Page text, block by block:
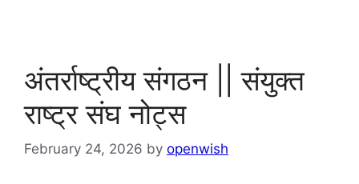
अंतर्राष्ट्रीय संगठन || संयुक्त
राष्ट्र संघ नोट्स
February 24, 2026 by openwish